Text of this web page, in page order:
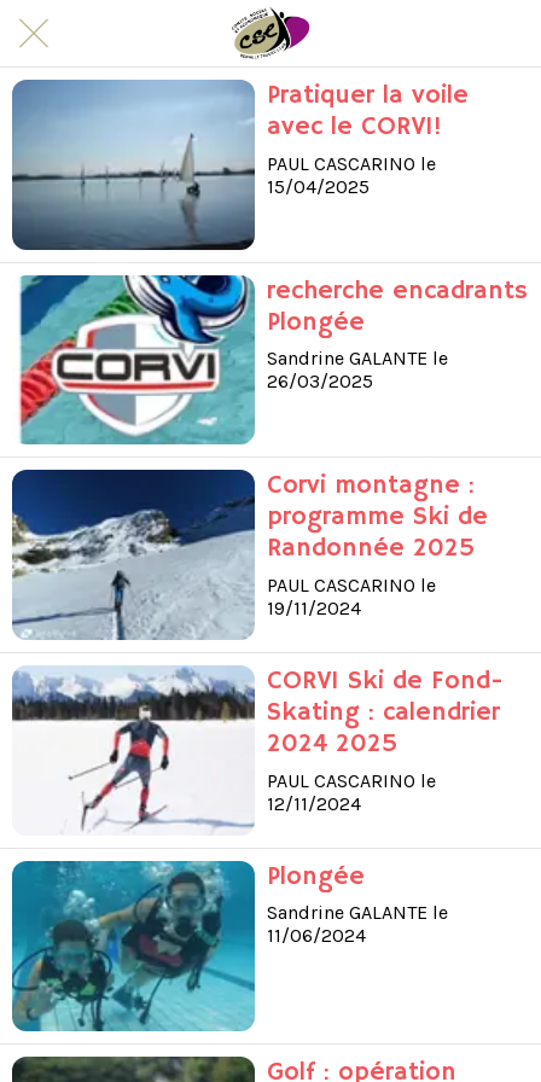
Pratiquer la voile
avec le CORVI!
PAUL CASCARINO le
15/04/2025
recherche encadrants
Plongée
Sandrine GALANTE le
26/03/2025
Corvi montagne :
programme Ski de
Randonnée 2025
PAUL CASCARINO le
19/11/2024
CORVI Ski de Fond-
Skating : calendrier
2024 2025
PAUL CASCARINO le
12/11/2024
Plongée
Sandrine GALANTE le
11/06/2024
Golf : opération